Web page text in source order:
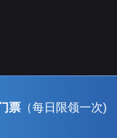
票 （每日限领一次)